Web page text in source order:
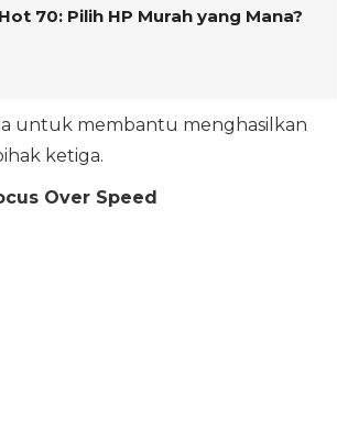
70: Pilih HP Murah yang Mana?
untuk membantu menghasilkan
ketiga.
Over Speed